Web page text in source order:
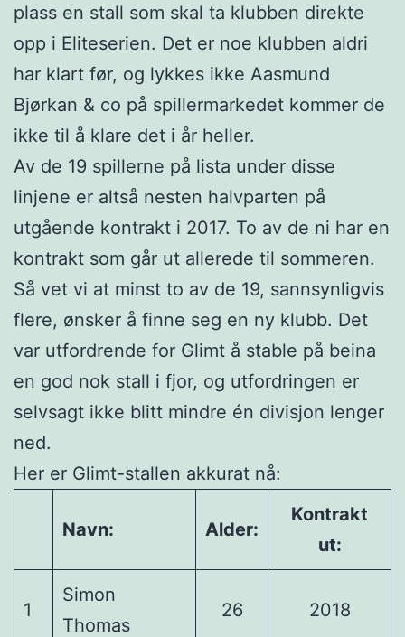
plass en stall som skal ta klubben direkte
opp i Eliteserien. Det er noe klubben aldri
har klart før, og lykkes ikke Aasmund
Bjørkan & co på spillermarkedet kommer de
ikke til å klare det i år heller.
Av de 19 spillerne på lista under disse
linjene er altså nesten halvparten på
utgående kontrakt i 2017. To av de ni har en
kontrakt som går ut allerede til sommeren.
Så vet vi at minst to av de 19, sannsynligvis
flere, ønsker å finne seg en ny klubb. Det
var utfordrende for Glimt å stable på beina
en god nok stall i fjor, og utfordringen er
selvsagt ikke blitt mindre én divisjon lenger
ned.
Her er Glimt-stallen akkurat nå:
Navn: Alder:
Kontrakt
ut:
1
Simon
Thomas
26 2018